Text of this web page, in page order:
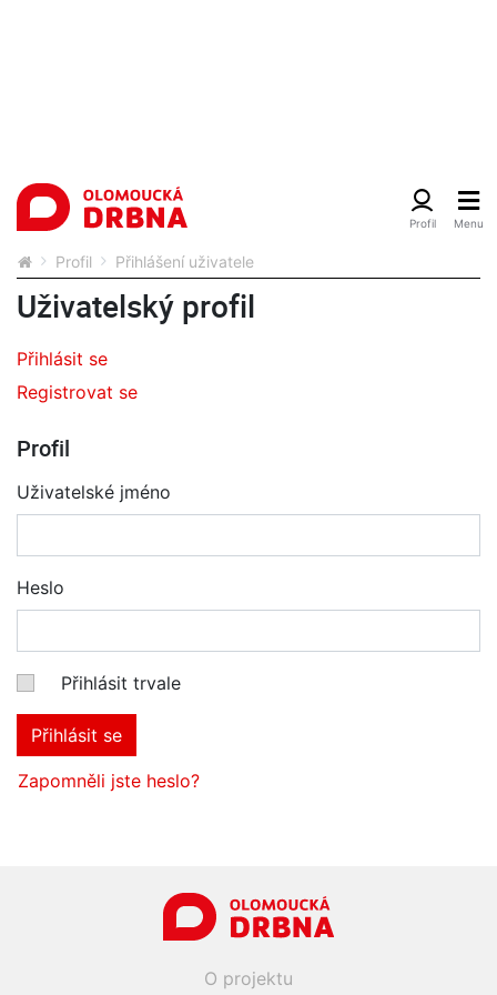
Profil Přihlášení uživatele
Uživatelský profil
Přihlásit se
Registrovat se
Profil
Uživatelské jméno
Heslo
Přihlásit trvale
Přihlásit se
Zapomněli jste heslo?
O projektu